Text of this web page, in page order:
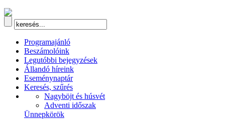
Programajánló
Beszámolóink
Legutóbbi bejegyzések
Állandó híreink
Eseménynaptár
Keresés, szűrés
Nagyböjt és húsvét
Adventi időszak
Ünnepkörök